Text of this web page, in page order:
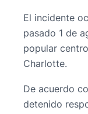
El incidente
pasado 1 de
popular
Charlotte.
De acuerdo
detenido